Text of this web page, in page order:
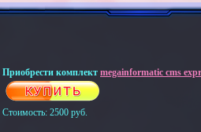
Приобрести комплект megainformatic cms
Стоимость: 2500 руб.